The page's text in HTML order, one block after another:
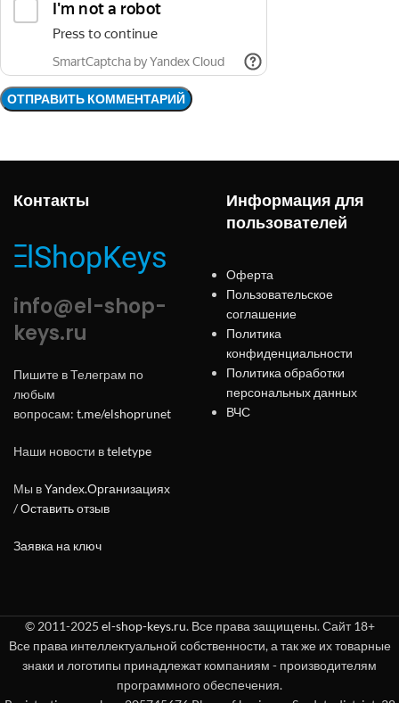
Контакты
info@el-shop-
keys.ru
Пишите в Телеграм по
любым
вопросам: t.me/elshoprunet
Наши новости вteletype
Мы вYandex.Организациях
/Оставить отзыв
Заявка на ключ
Информация для
пользователей
Оферта
Пользовательское
соглашение
Политика
конфиденциальности
Политика обработки
персональных данных
ВЧС
© 2011-2025 el-shop-keys.ru. Все права защищены. Сайт 18+
Все права интеллектуальной собственности, а так же их товарные
знаки и логотипы принадлежат компаниям - производителям
программного обеспечения.